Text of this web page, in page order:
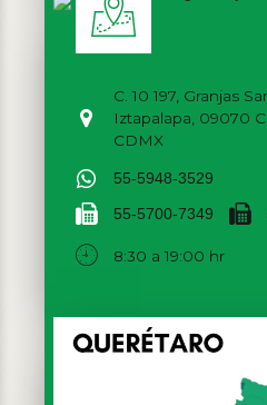
C. 10 197, Granjas
Iztapalapa, 09070
CDMX
55-5948-3529
55-5700-7349
8:30 a 19:00 hr